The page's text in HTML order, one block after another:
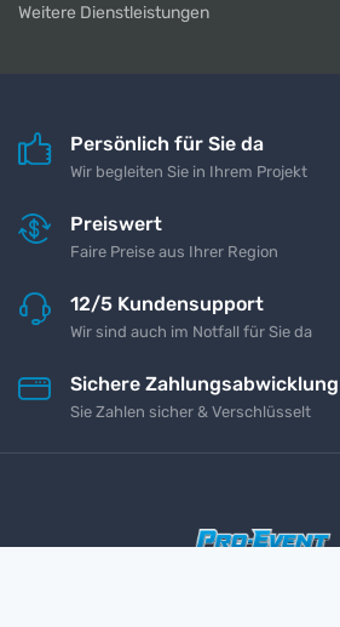
Weitere Dienstleistungen
Persönlich für Sie da
Wir begleiten Sie in Ihrem Projekt
Preiswert
Faire Preise aus Ihrer Region
12/5 Kundensupport
Wir sind auch im Notfall für Sie da
Sichere Zahlungsabwicklung
Sie Zahlen sicher & Verschlüsselt